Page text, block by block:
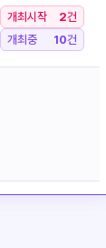
개최시작 2건
개최중
10건